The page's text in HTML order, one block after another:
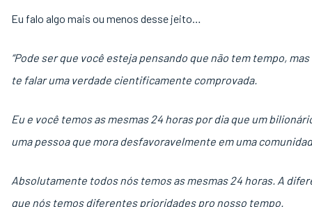
Eu falo algo mais ou menos desse jeito…
“Pode ser que você esteja pensando que não tem tempo,
te falar uma verdade cientificamente comprovada.
Eu e você temos as mesmas 24 horas por dia que um
uma pessoa que mora desfavoravelmente em uma
Absolutamente todos nós temos as mesmas 24 horas. A
que nós temos diferentes prioridades pro nosso tempo.